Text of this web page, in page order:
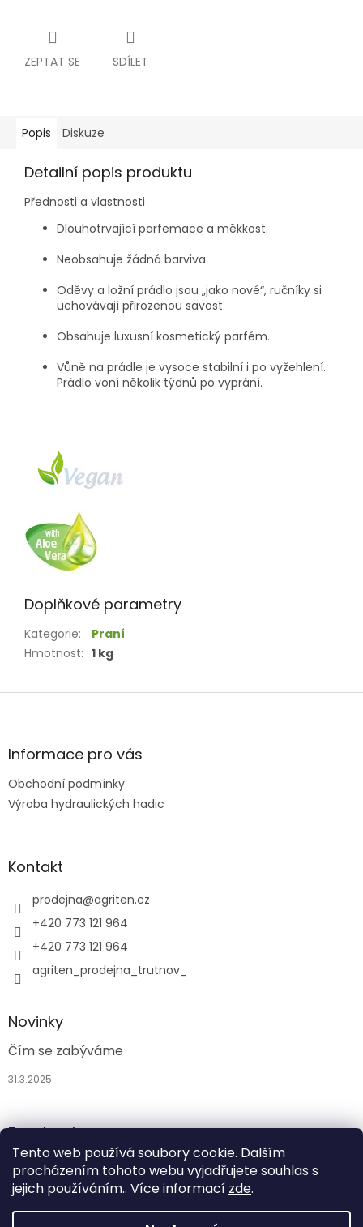
Tento web používá soubory cookie. Dalším
procházením tohoto webu vyjadřujete souhlas s
jejich používáním.. Více informací zde.
ZEPTAT SE SDÍLET
Popis Diskuze
Detailní popis produktu
Přednosti a vlastnosti
Dlouhotrvající parfemace a měkkost.
Neobsahuje žádná barviva.
Oděvy a ložní prádlo jsou „jako nové“, ručníky si
uchovávají přirozenou savost.
Obsahuje luxusní kosmetický parfém.
Vůně na prádle je vysoce stabilní i po vyžehlení.
Prádlo voní několik týdnů po vyprání.
Doplňkové parametry
Kategorie:
Praní
Hmotnost: 1 kg
Z
aInformace pro vás
Obchodní podmínky
Výroba hydraulických hadic
Kontakt
prodejna@agriten.cz
+420 773 121 964
+420 773 121 964
agriten_prodejna_trutnov_
Novinky
Čím se zabýváme
31.3.2025
Facebook